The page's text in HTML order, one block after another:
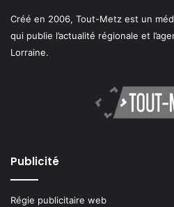
Créé en 2006, Tout-Metz est un
qui publie l’actualité régionale et
Lorraine.
Publicité
Régie publicitaire web